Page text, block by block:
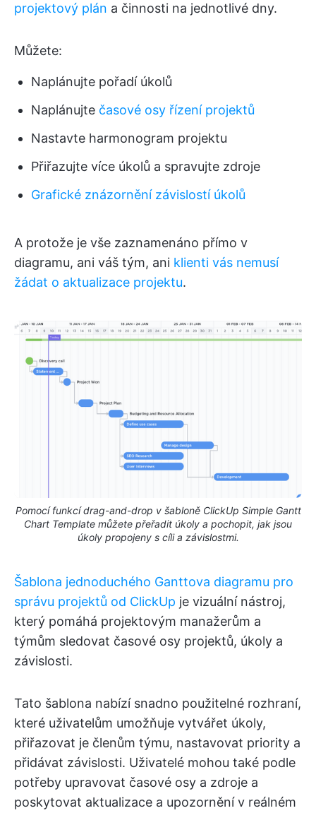
projektový plán a činnosti na jednotlivé dny.
Můžete:
Naplánujte pořadí úkolů
Naplánujte časové osy řízení projektů
Nastavte harmonogram projektu
Přiřazujte více úkolů a spravujte zdroje
Grafické znázornění závislostí úkolů
A protože je vše zaznamenáno přímo v
diagramu, ani váš tým, ani klienti vás nemusí
žádat o aktualizace projektu.
Pomocí funkcí drag-and-drop v šabloně ClickUp Simple Gantt
Chart Template můžete přeřadit úkoly a pochopit, jak jsou
úkoly propojeny s cíli a závislostmi.
Šablona jednoduchého Ganttova diagramu pro
správu projektů od ClickUp je vizuální nástroj,
který pomáhá projektovým manažerům a
týmům sledovat časové osy projektů, úkoly a
závislosti.
Tato šablona nabízí snadno použitelné rozhraní,
které uživatelům umožňuje vytvářet úkoly,
přiřazovat je členům týmu, nastavovat priority a
přidávat závislosti. Uživatelé mohou také podle
potřeby upravovat časové osy a zdroje a
poskytovat aktualizace a upozornění v reálném